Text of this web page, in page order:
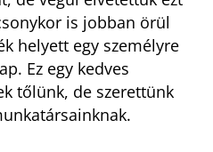
is jobban örül
helyett egy személyre
Ez egy kedves
tőlünk, de szerettünk